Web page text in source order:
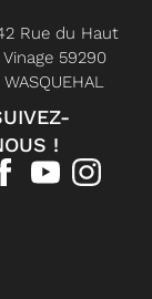
Rue du Haut
Vinage 59290
WASQUEHAL
!